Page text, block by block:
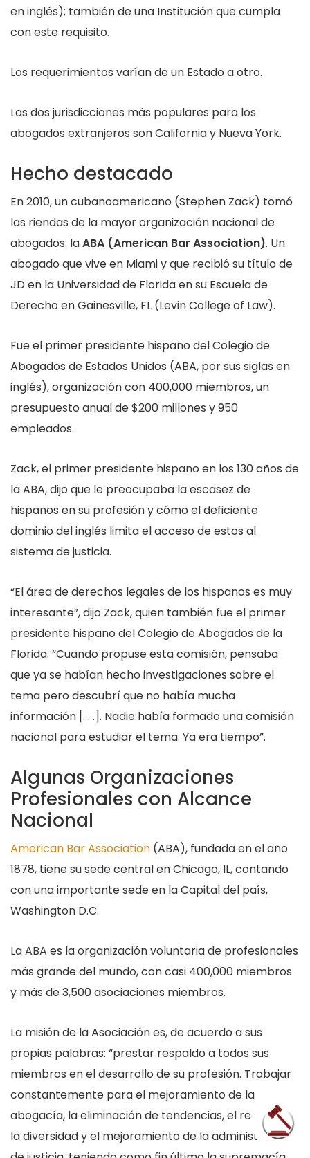
en inglés); también de una Institución que cumpla
con este requisito.
Los requerimientos varían de un Estado a otro.
Las dos jurisdicciones más populares para los
abogados extranjeros son California y Nueva York.
Hecho destacado
En 2010, un cubanoamericano (Stephen Zack) tomó
las riendas de la mayor organización nacional de
abogados: laABA (American Bar Association). Un
abogado que vive en Miami y que recibió su título de
JD en la Universidad de Florida en su Escuela de
Derecho en Gainesville, FL (Levin College of Law).
Fue el primer presidente hispano del Colegio de
Abogados de Estados Unidos (ABA, por sus siglas en
inglés), organización con 400,000 miembros, un
presupuesto anual de $200 millones y 950
empleados.
Zack, el primer presidente hispano en los 130 años de
la ABA, dijo que le preocupaba la escasez de
hispanos en su profesión y cómo el deficiente
dominio del inglés limita el acceso de estos al
sistema de justicia.
“El área de derechos legales de los hispanos es muy
interesante”, dijo Zack, quien también fue el primer
presidente hispano del Colegio de Abogados de la
Florida. “Cuando propuse esta comisión, pensaba
que ya se habían hecho investigaciones sobre el
tema pero descubrí que no había mucha
información [. . .]. Nadie había formado una comisión
nacional para estudiar el tema. Ya era tiempo”.
Algunas Organizaciones
Profesionales con Alcance
Nacional
American Bar Association (ABA), fundada en el año
1878, tiene su sede central en Chicago, IL, contando
con una importante sede en la Capital del país,
Washington D.C.
La ABA es la organización voluntaria de profesionales
más grande del mundo, con casi 400,000 miembros
y más de 3,500 asociaciones miembros.
La misión de la Asociación es, de acuerdo a sus
propias palabras: “prestar respaldo a todos sus
miembros en el desarrollo de su profesión. Trabajar
constantemente para el mejoramiento de la
abogacía, la eliminación de tendencias, el realce de
la diversidad y el mejoramiento de la administración